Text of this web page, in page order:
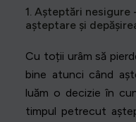
1. Așteptări
așteptare și
Cu toții urâm să
bine atunci când
luăm o decizie în
timpul petrecut